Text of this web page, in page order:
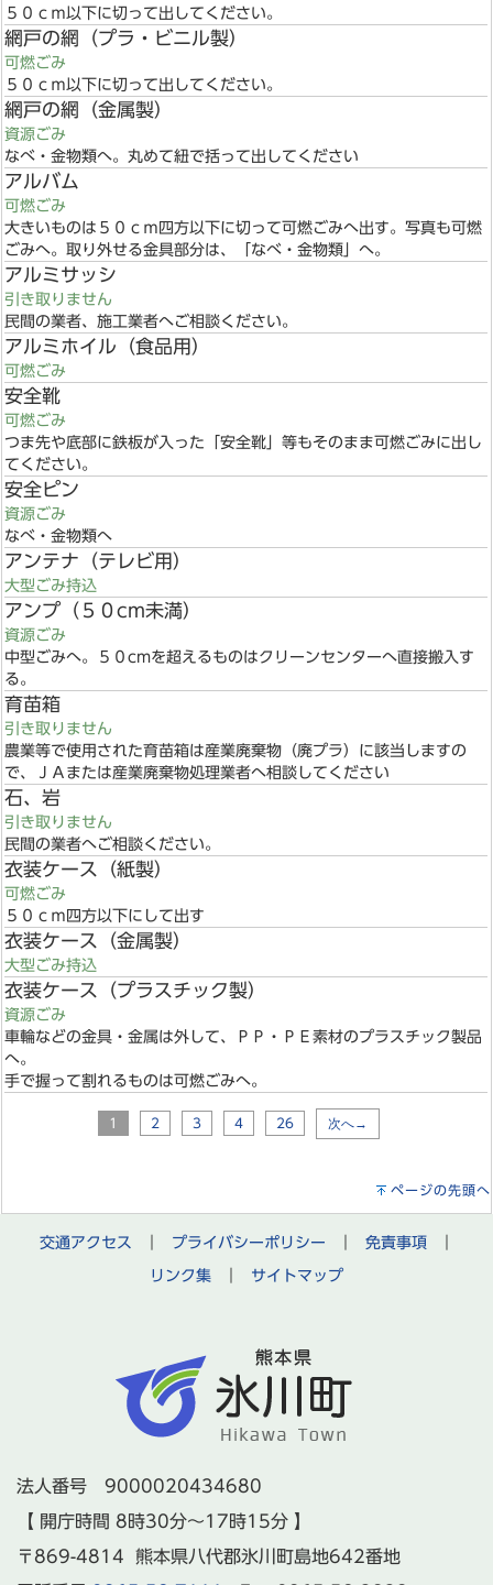
５０ｃｍ以下に切って出してください。
網戸の網（プラ・ビニル製）
可燃ごみ
５０ｃｍ以下に切って出してください。
網戸の網（金属製）
資源ごみ
なべ・金物類へ。丸めて紐で括って出してください
アルバム
可燃ごみ
大きいものは５０ｃｍ四方以下に切って可燃ごみへ出す。写真も可燃
ごみへ。取り外せる金具部分は、「なべ・金物類」へ。
アルミサッシ
引き取りません
民間の業者、施工業者へご相談ください。
アルミホイル（食品用）
可燃ごみ
安全靴
可燃ごみ
つま先や底部に鉄板が入った「安全靴」等もそのまま可燃ごみに出し
てください。
安全ピン
資源ごみ
なべ・金物類へ
アンテナ（テレビ用）
大型ごみ持込
アンプ（５０cm未満）
資源ごみ
中型ごみへ。５０cmを超えるものはクリーンセンターへ直接搬入す
る。
育苗箱
引き取りません
農業等で使用された育苗箱は産業廃棄物（廃プラ）に該当しますの
で、ＪＡまたは産業廃棄物処理業者へ相談してください
石、岩
引き取りません
民間の業者へご相談ください。
衣装ケース（紙製）
可燃ごみ
５０ｃｍ四方以下にして出す
衣装ケース（金属製）
大型ごみ持込
衣装ケース（プラスチック製）
資源ごみ
車輪などの金具・金属は外して、ＰＰ・ＰＥ素材のプラスチック製品
へ。
手で握って割れるものは可燃ごみへ。
1 2 3 4 26 次へ→
ページの先頭へ
交通アクセス プライバシーポリシー 免責事項
リンク集
サイトマップ
法人番号 9000020434680
【 開庁時間 8時30分～17時15分 】
〒869-4814 熊本県八代郡氷川町島地642番地